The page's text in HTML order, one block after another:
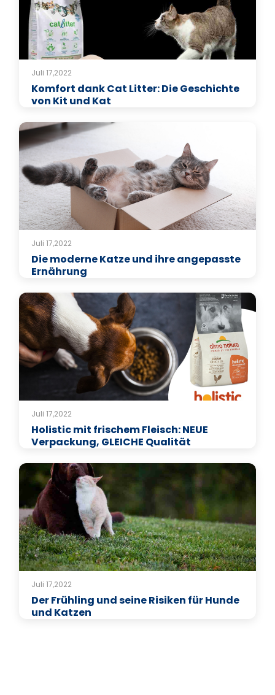
Juli 17,2022
Komfort dank Cat Litter: Die Geschichte
von Kit und Kat
Juli 17,2022
Die moderne Katze und ihre angepasste
Ernährung
Juli 17,2022
Holistic mit frischem Fleisch: NEUE
Verpackung, GLEICHE Qualität
Juli 17,2022
Der Frühling und seine Risiken für Hunde
und Katzen